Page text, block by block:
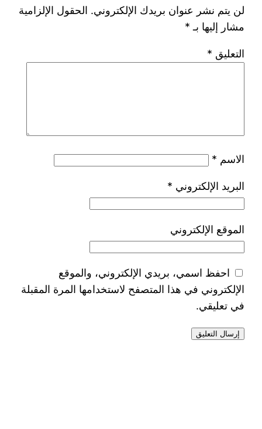
لن يتم نشر عنوان بريدك الإلكتروني. الحقول الإلزامية
مشار إليها بـ *
التعليق *
الاسم *
البريد الإلكتروني *
الموقع الإلكتروني
احفظ اسمي، بريدي الإلكتروني، والموقع
الإلكتروني في هذا المتصفح لاستخدامها المرة المقبلة
في تعليقي.